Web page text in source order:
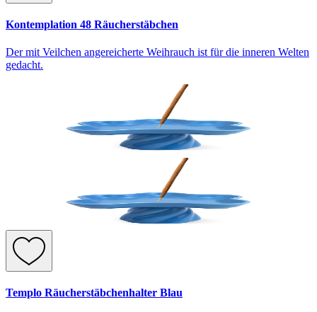
Kontemplation 48 Räucherstäbchen
Der mit Veilchen angereicherte Weihrauch ist für die inneren Welten
gedacht.
Templo Räucherstäbchenhalter Blau